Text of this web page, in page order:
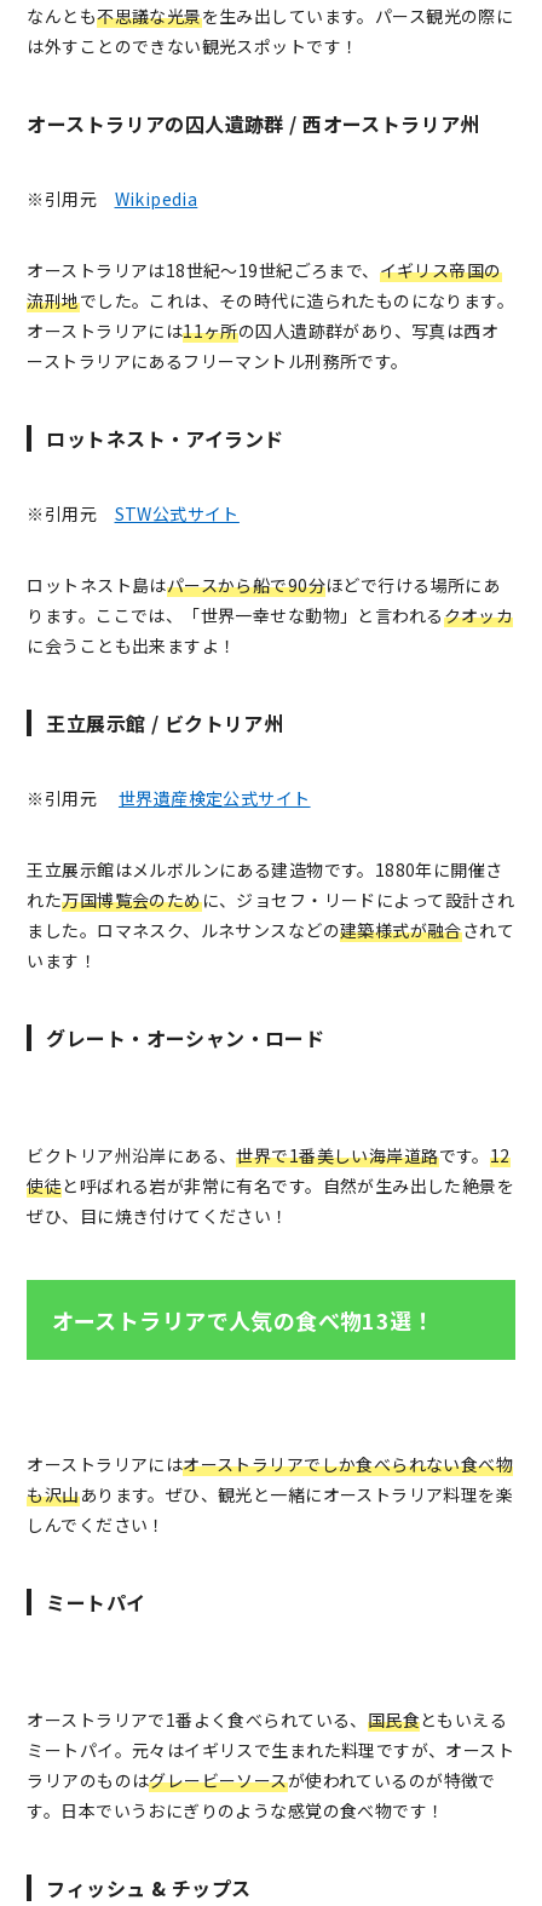
なんとも不思議な光景を生み出しています。パース観光の際に
は外すことのできない観光スポットです！
オーストラリアの囚人遺跡群 / 西オーストラリア州
※引用元 Wikipedia
オーストラリアは18世紀～19世紀ごろまで、 イギリス帝国の
流刑地でした。これは、その時代に造られたものになります。
オーストラリアには11ヶ所の囚人遺跡群があり、写真は西オ
ーストラリアにあるフリーマントル刑務所です。
ロットネスト・アイランド
※引用元 STW公式サイト
ロットネスト島はパースから船で90分ほどで行ける場所にあ
ります。ここでは、「世界一幸せな動物」と言われるクオッカ
に会うことも出来ますよ！
王立展示館 / ビクトリア州
※引用元 世界遺産検定公式サイト
王立展示館はメルボルンにある建造物です。1880年に開催さ
れた万国博覧会のために、ジョセフ・リードによって設計され
ました。ロマネスク、ルネサンスなどの建築様式が融合されて
います！
グレート・オーシャン・ロード
ビクトリア州沿岸にある、世界で1番美しい海岸道路です。 12
使徒と呼ばれる岩が非常に有名です。自然が生み出した絶景を
ぜひ、目に焼き付けてください！
オーストラリアで人気の食べ物13選！
オーストラリアにはオーストラリアでしか食べられない食べ物
も沢山あります。ぜひ、観光と一緒にオーストラリア料理を楽
しんでください！
ミートパイ
オーストラリアで1番よく食べられている、 国民食ともいえる
ミートパイ。元々はイギリスで生まれた料理ですが、オースト
ラリアのものはグレービーソースが使われているのが特徴で
す。日本でいうおにぎりのような感覚の食べ物です！
フィッシュ & チップス